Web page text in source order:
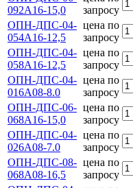
092А16-15,0
запросу
ОПН-ДПС-04-
054А16-12,5
цена по
запросу
ОПН-ДПС-04-
058А16-12,5
цена по
запросу
ОПН-ДПС-04-
016А08-8.0
цена по
запросу
ОПН-ДПС-06-
068А16-15,0
цена по
запросу
ОПН-ДПС-04-
026А08-7.0
цена по
запросу
ОПН-ДПС-08-
068А08-16,5
цена по
запросу